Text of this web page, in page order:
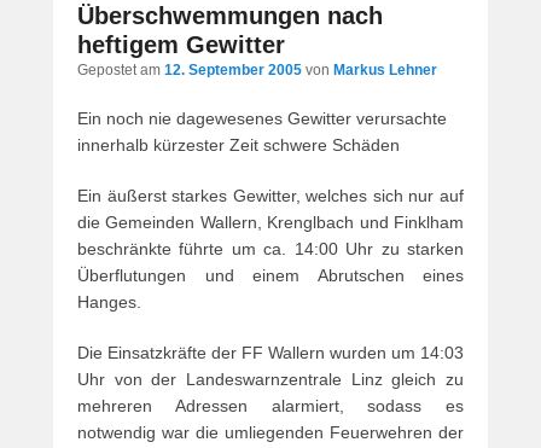
navigation
Überschwemmungen nach
heftigem Gewitter
Gepostet am 12. September 2005 von Markus Lehner
Ein noch nie dagewesenes Gewitter verursachte
innerhalb kürzester Zeit schwere Schäden
Ein äußerst starkes Gewitter, welches sich nur auf
die Gemeinden Wallern, Krenglbach und Finklham
beschränkte führte um ca. 14:00 Uhr zu starken
Überflutungen und einem Abrutschen eines
Hanges.
Die Einsatzkräfte der FF Wallern wurden um 14:03
Uhr von der Landeswarnzentrale Linz gleich zu
mehreren Adressen alarmiert, sodass es
notwendig war die umliegenden Feuerwehren der